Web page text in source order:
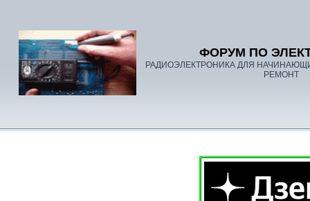
ФОРУМ ПО
РАДИОЭЛЕКТРОНИКА ДЛЯ
РЕМОНТ